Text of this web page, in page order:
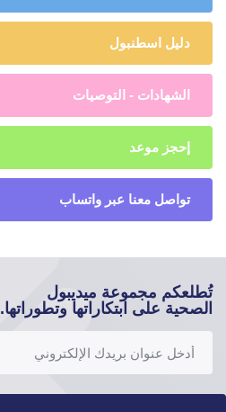
دليل اسطنبول
الشهادات - التوصيات
إحجز موعد
تواصل معنا عبر واتساب
تُطلعكم مجموعة ميديبول
الصحية على ابتكاراتها وتطوراتها.